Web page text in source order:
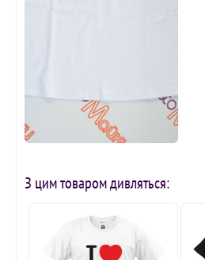
З цим товаром дивляться: